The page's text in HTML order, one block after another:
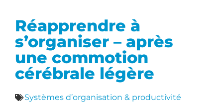
Réapprendre à
s’organiser – après
une commotion
cérébrale légère
Systèmes d’organisation & productivité